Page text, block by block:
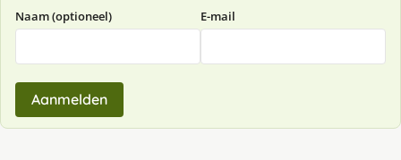
Naam (optioneel) E-mail
Aanmelden